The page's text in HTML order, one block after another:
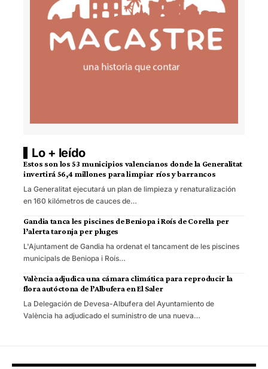
Lo + leído
Estos son los 53 municipios valencianos donde la Generalitat
invertirá 56,4 millones para limpiar ríos y barrancos
La Generalitat ejecutará un plan de limpieza y renaturalización
en 160 kilómetros de cauces de…
Gandia tanca les piscines de Beniopa i Roís de Corella per
l’alerta taronja per pluges
L'Ajuntament de Gandia ha ordenat el tancament de les piscines
municipals de Beniopa i Roís…
València adjudica una cámara climática para reproducir la
flora autóctona de l’Albufera en El Saler
La Delegación de Devesa-Albufera del Ayuntamiento de
València ha adjudicado el suministro de una nueva…